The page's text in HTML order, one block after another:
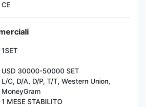
CE
1SET
USD 30000-50000 SET
L/C, D/A, D/P, T/T, Western Union,
MoneyGram
1 MESE STABILITO